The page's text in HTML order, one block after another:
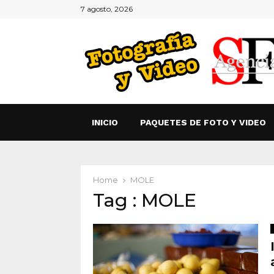
7 agosto, 2026
INICIO PAQUETES DE FOTO Y VIDEO
Home MOLE
Tag : MOLE